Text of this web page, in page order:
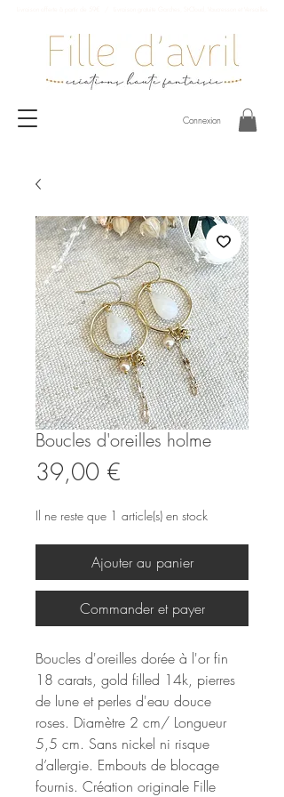
Connexion
Boucles d'oreilles holme
39,00 €
Il ne reste que 1 article(s) en stock
Ajouter au panier
Commander et payer
Boucles d'oreilles dorée à l'or fin
18 carats, gold filled 14k, pierres
de lune et perles d'eau douce
roses. Diamètre 2 cm/ Longueur
5,5 cm. Sans nickel ni risque
d’allergie. Embouts de blocage
fournis. Création originale Fille